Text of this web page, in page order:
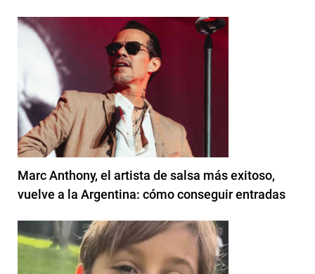
Marc Anthony, el artista de salsa más exitoso,
vuelve a la Argentina: cómo conseguir entradas